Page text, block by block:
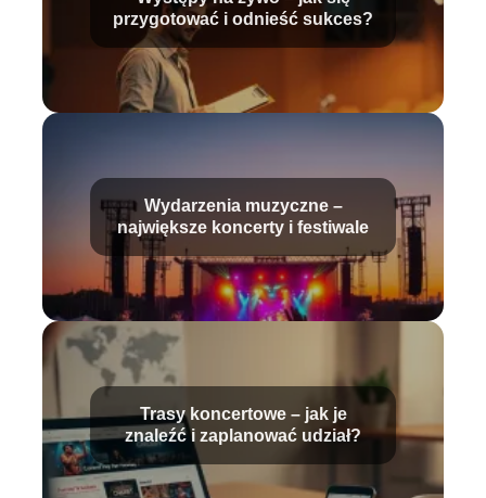
przygotować i odnieść sukces?
Wydarzenia muzyczne –
największe koncerty i festiwale
Trasy koncertowe – jak je
znaleźć i zaplanować udział?